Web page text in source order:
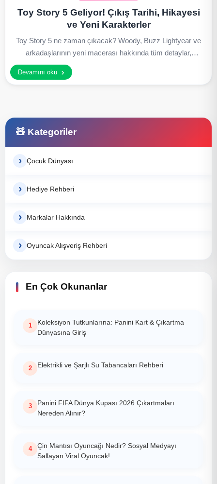
Toy Story 5 Geliyor! Çıkış Tarihi, Hikayesi
ve Yeni Karakterler
Toy Story 5 ne zaman çıkacak? Woody, Buzz Lightyear ve
arkadaşlarının yeni macerası hakkında tüm detaylar,
karakterler ve vizyon tarihi burada.
Devamını oku
Kategoriler
Çocuk Dünyası
Hediye Rehberi
Markalar Hakkında
Oyuncak Alışveriş Rehberi
En Çok Okunanlar
Koleksiyon Tutkunlarına: Panini Kart & Çıkartma
Dünyasına Giriş
Elektrikli ve Şarjlı Su Tabancaları Rehberi
Panini FIFA Dünya Kupası 2026 Çıkartmaları
Nereden Alınır?
Çin Mantısı Oyuncağı Nedir? Sosyal Medyayı
Sallayan Viral Oyuncak!